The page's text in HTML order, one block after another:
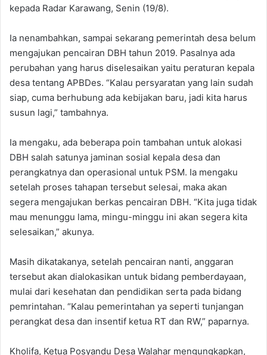
kepada Radar Karawang, Senin (19/8).
Ia nenambahkan, sampai sekarang pemerintah desa belum
mengajukan pencairan DBH tahun 2019. Pasalnya ada
perubahan yang harus diselesaikan yaitu peraturan kepala
desa tentang APBDes. “Kalau persyaratan yang lain sudah
siap, cuma berhubung ada kebijakan baru, jadi kita harus
susun lagi,” tambahnya.
Ia mengaku, ada beberapa poin tambahan untuk alokasi
DBH salah satunya jaminan sosial kepala desa dan
perangkatnya dan operasional untuk PSM. Ia mengaku
setelah proses tahapan tersebut selesai, maka akan
segera mengajukan berkas pencairan DBH. “Kita juga tidak
mau menunggu lama, mingu-minggu ini akan segera kita
selesaikan,” akunya.
Masih dikatakanya, setelah pencairan nanti, anggaran
tersebut akan dialokasikan untuk bidang pemberdayaan,
mulai dari kesehatan dan pendidikan serta pada bidang
pemrintahan. “Kalau pemerintahan ya seperti tunjangan
perangkat desa dan insentif ketua RT dan RW,” paparnya.
Kholifa, Ketua Posyandu Desa Walahar mengungkapkan,